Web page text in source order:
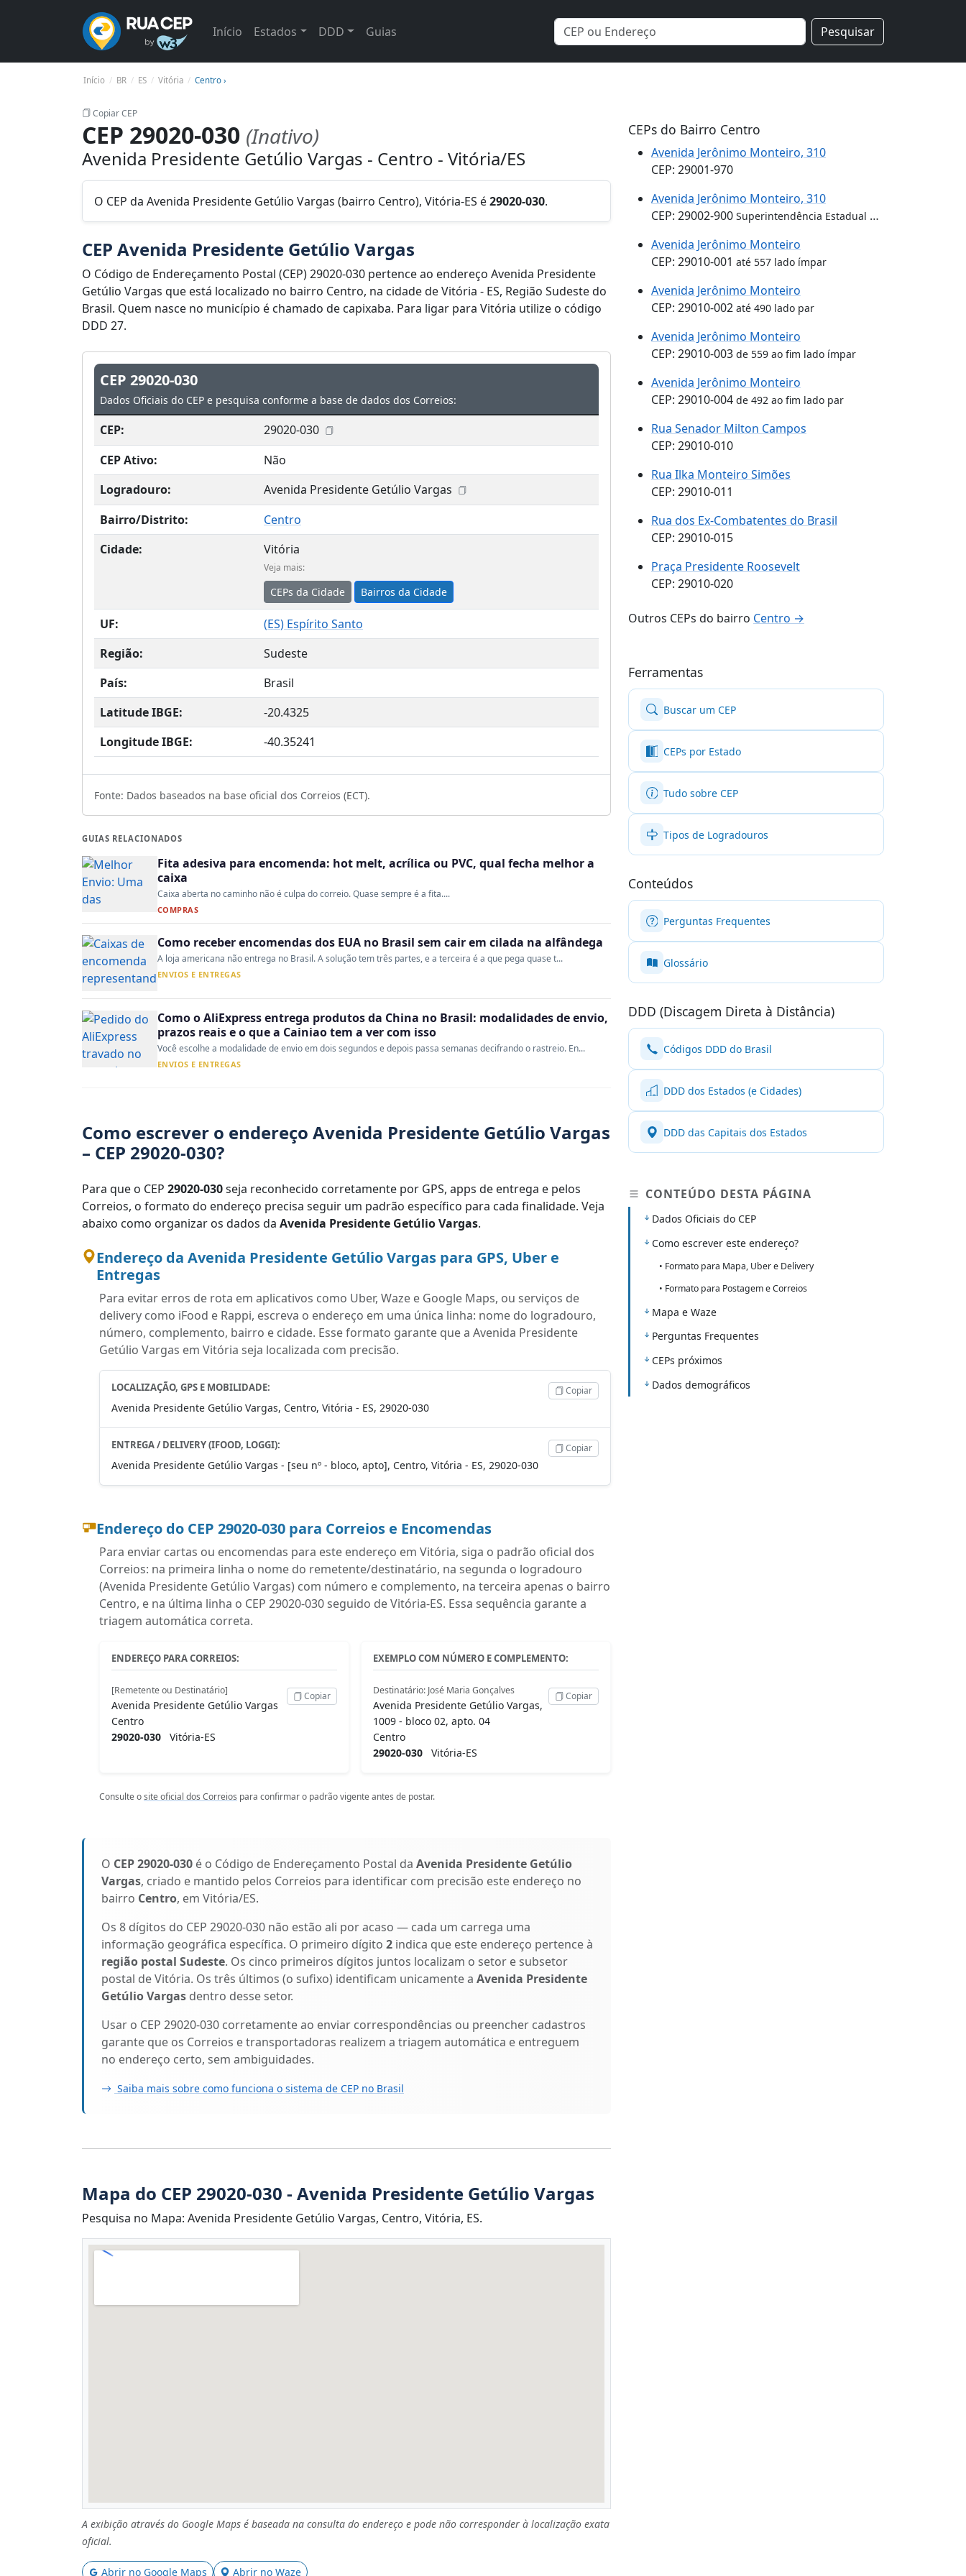
Início Estados DDD Guias Pesquisar
Início BR ES Vitória Centro ›
Copiar CEP
CEP 29020-030 (Inativo)
Avenida Presidente Getúlio Vargas - Centro - Vitória/ES
O CEP da Avenida Presidente Getúlio Vargas (bairro Centro), Vitória-ES é29020-030.
CEP Avenida Presidente Getúlio Vargas
O Código de Endereçamento Postal (CEP) 29020-030 pertence ao endereço Avenida Presidente
Getúlio Vargas que está localizado no bairro Centro, na cidade de Vitória - ES, Região Sudeste do
Brasil. Quem nasce no município é chamado de capixaba. Para ligar para Vitória utilize o código
DDD 27.
CEP 29020-030
Dados Oficiais do CEP e pesquisa conforme a base de dados dos Correios:
CEP:
29020-030
CEP Ativo:
Não
Logradouro:
Avenida Presidente Getúlio Vargas
Bairro/Distrito:
Centro
Cidade:
Vitória
Veja mais:
CEPs da Cidade Bairros da Cidade
UF: (ES) Espírito Santo
Região:
Sudeste
País:
Brasil
Latitude IBGE:
-20.4325
Longitude IBGE:
-40.35241
Fonte: Dados baseados na base oficial dos Correios (ECT).
GUIAS RELACIONADOS
Fita adesiva para encomenda: hot melt, acrílica ou PVC, qual fecha melhor a
caixa
Caixa aberta no caminho não é culpa do correio. Quase sempre é a fita....
COMPRAS
Como receber encomendas dos EUA no Brasil sem cair em cilada na alfândega
A loja americana não entrega no Brasil. A solução tem três partes, e a terceira é a que pega quase t...
ENVIOS E ENTREGAS
Como o AliExpress entrega produtos da China no Brasil: modalidades de envio,
prazos reais e o que a Cainiao tem a ver com isso
Você escolhe a modalidade de envio em dois segundos e depois passa semanas decifrando o rastreio. En...
ENVIOS E ENTREGAS
Como escrever o endereço Avenida Presidente Getúlio Vargas
– CEP 29020-030?
Para que o CEP 29020-030seja reconhecido corretamente por GPS, apps de entrega e pelos
Correios, o formato do endereço precisa seguir um padrão específico para cada finalidade. Veja
abaixo como organizar os dados da Avenida Presidente Getúlio Vargas.
Endereço da Avenida Presidente Getúlio Vargas para GPS, Uber e
Entregas
Para evitar erros de rota em aplicativos como Uber, Waze e Google Maps, ou serviços de
delivery como iFood e Rappi, escreva o endereço em uma única linha: nome do logradouro,
número, complemento, bairro e cidade. Esse formato garante que a Avenida Presidente
Getúlio Vargas em Vitória seja localizada com precisão.
LOCALIZAÇÃO, GPS E MOBILIDADE:
Avenida Presidente Getúlio Vargas, Centro, Vitória - ES, 29020-030
Copiar
ENTREGA / DELIVERY (IFOOD, LOGGI):
Avenida Presidente Getúlio Vargas - [seu nº - bloco, apto], Centro, Vitória - ES, 29020-030
Copiar
Endereço do CEP 29020-030 para Correios e Encomendas
Para enviar cartas ou encomendas para este endereço em Vitória, siga o padrão oficial dos
Correios: na primeira linha o nome do remetente/destinatário, na segunda o logradouro
(Avenida Presidente Getúlio Vargas) com número e complemento, na terceira apenas o bairro
Centro, e na última linha o CEP 29020-030 seguido de Vitória-ES. Essa sequência garante a
triagem automática correta.
ENDEREÇO PARA CORREIOS:
[Remetente ou Destinatário]
Avenida Presidente Getúlio Vargas
Centro
29020-030 Vitória-ES
Copiar
EXEMPLO COM NÚMERO E COMPLEMENTO:
Destinatário: José Maria Gonçalves
Avenida Presidente Getúlio Vargas,
1009 - bloco 02, apto. 04
Centro
29020-030 Vitória-ES
Copiar
Consulte osite oficial dos Correios para confirmar o padrão vigente antes de postar.
O CEP 29020-030 é o Código de Endereçamento Postal da Avenida Presidente Getúlio
Vargas, criado e mantido pelos Correios para identificar com precisão este endereço no
bairro Centro, em Vitória/ES.
Os 8 dígitos do CEP 29020-030 não estão ali por acaso — cada um carrega uma
informação geográfica específica. O primeiro dígito 2 indica que este endereço pertence à
região postal Sudeste. Os cinco primeiros dígitos juntos localizam o setor e subsetor
postal de Vitória. Os três últimos (o sufixo) identificam unicamente a Avenida Presidente
Getúlio Vargas dentro desse setor.
Usar o CEP 29020-030 corretamente ao enviar correspondências ou preencher cadastros
garante que os Correios e transportadoras realizem a triagem automática e entreguem
no endereço certo, sem ambiguidades.
Saiba mais sobre como funciona o sistema de CEP no Brasil
Mapa do CEP 29020-030 - Avenida Presidente Getúlio Vargas
Pesquisa no Mapa: Avenida Presidente Getúlio Vargas, Centro, Vitória, ES.
A exibição através do Google Maps é baseada na consulta do endereço e pode não corresponder à localização exata
oficial.
Abrir no Google Maps Abrir no Waze
CEPs do Bairro Centro
Avenida Jerônimo Monteiro, 310
CEP: 29001-970
Avenida Jerônimo Monteiro, 310
CEP: 29002-900 Superintendência Estadual de Operações do Espírito Santo
Avenida Jerônimo Monteiro
CEP: 29010-001 até 557 lado ímpar
Avenida Jerônimo Monteiro
CEP: 29010-002 até 490 lado par
Avenida Jerônimo Monteiro
CEP: 29010-003 de 559 ao fim lado ímpar
Avenida Jerônimo Monteiro
CEP: 29010-004 de 492 ao fim lado par
Rua Senador Milton Campos
CEP: 29010-010
Rua Ilka Monteiro Simões
CEP: 29010-011
Rua dos Ex-Combatentes do Brasil
CEP: 29010-015
Praça Presidente Roosevelt
CEP: 29010-020
Outros CEPs do bairro Centro →
Ferramentas
Buscar um CEP
CEPs por Estado
Tudo sobre CEP
Tipos de Logradouros
Conteúdos
Perguntas Frequentes
Glossário
DDD (Discagem Direta à Distância)
Códigos DDD do Brasil
DDD dos Estados (e Cidades)
DDD das Capitais dos Estados
CONTEÚDO DESTA PÁGINA
Dados Oficiais do CEP
Como escrever este endereço?
• Formato para Mapa, Uber e Delivery
• Formato para Postagem e Correios
Mapa e Waze
Perguntas Frequentes
CEPs próximos
Dados demográficos